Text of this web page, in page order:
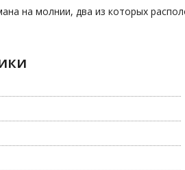
на молнии, два из которых